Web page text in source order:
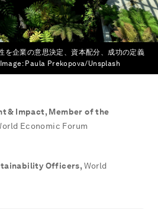
を企業の意思決定、資本配分、成功の定義
Image: Paula Prekopova/Unsplash
& Impact, Member of the
Economic Forum
Officers, World